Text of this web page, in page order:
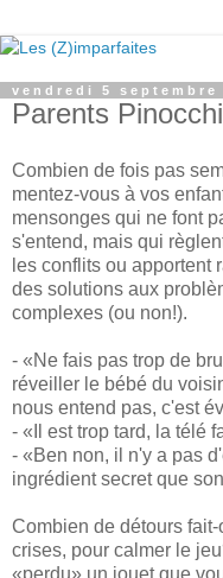
vendredi 5 septembre
Parents
Combien de fois pas
mentez-vous à vos
mensonges qui ne font
s'entend, mais qui
les conflits ou apportent
des solutions aux
complexes (ou non!).
- «Ne fais pas trop de
réveiller le bébé du
nous entend pas, c'est
- «Il est trop tard, la télé
- «Ben non, il n'y a pas
ingrédient secret que
Combien de détours
crises, pour calmer le
«perdu» un jouet que